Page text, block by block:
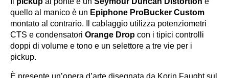
quello al manico è un Epiphone ProBucker Custom
montato al contrario. Il cablaggio utilizza potenziometri
CTS e condensatori Orange Drop con i tipici controlli
doppi di volume e tono e un selettore a tre vie per i
pickup.
È presente un’opera d’arte disegnata da Korin Faught sul